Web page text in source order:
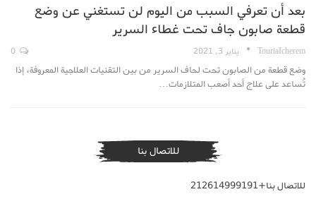
بعد أن تعرفي السبب من اليوم لن تستغني عن وضع
قطعة صابون جاف تحت غطاء السرير
TouriaIcherem يناير 3, 2021
وضع قطعة من الصابون تحت لحاف السرير من بين التقنيات العلاجية المعروفة، إذا
تُساعد على علاج أحد أصعب المتلازمات…
للاتصال بنا
للاتصال بنا+212614999191